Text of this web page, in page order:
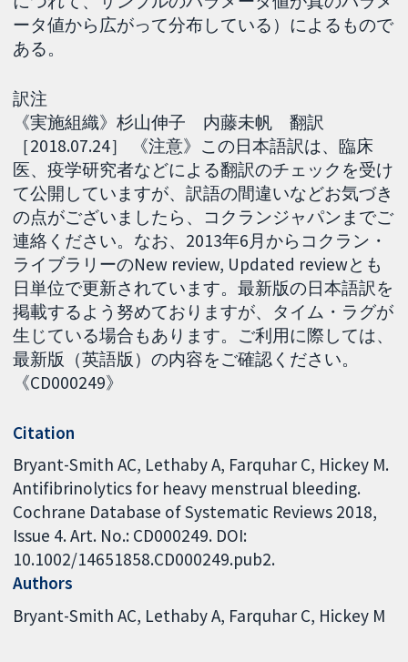
ータ値から広がって分布している）によるもので
ある。
訳注
《実施組織》杉山伸子 内藤未帆 翻訳
［2018.07.24］ 《注意》この日本語訳は、臨床
医、疫学研究者などによる翻訳のチェックを受け
て公開していますが、訳語の間違いなどお気づき
の点がございましたら、コクランジャパンまでご
連絡ください。なお、2013年6月からコクラン・
ライブラリーのNew review, Updated reviewとも
日単位で更新されています。最新版の日本語訳を
掲載するよう努めておりますが、タイム・ラグが
生じている場合もあります。ご利用に際しては、
最新版（英語版）の内容をご確認ください。
《CD000249》
Citation
Bryant-Smith AC, Lethaby A, Farquhar C, Hickey M.
Antifibrinolytics for heavy menstrual bleeding.
Cochrane Database of Systematic Reviews 2018,
Issue 4. Art. No.: CD000249. DOI:
10.1002/14651858.CD000249.pub2.
Authors
Bryant-Smith AC Lethaby A Farquhar C Hickey M